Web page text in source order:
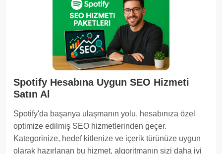
Spotify Hesabına Uygun SEO Hizmeti
Satın Al
Spotify'da başarıya ulaşmanın yolu, hesabınıza özel
optimize edilmiş SEO hizmetlerinden geçer.
Kategorinize, hedef kitlenize ve içerik türünüze uygun
olarak hazırlanan bu hizmet, algoritmanın sizi daha iyi